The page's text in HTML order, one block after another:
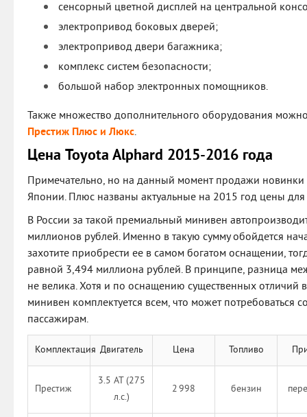
сенсорный цветной дисплей на центральной
электропривод боковых дверей;
электропривод двери багажника;
комплекс систем безопасности;
большой набор электронных помощников.
Также множество дополнительного оборудования
Престиж Плюс и Люкс.
Цена Toyota Alphard 2015-2016 года
Примечательно, но на данный момент продажи новинки
Японии. Плюс названы актуальные на 2015 год цены для
В России за такой премиальный минивен
миллионов рублей. Именно в такую сумму обойдется
захотите приобрести ее в самом богатом оснащении,
равной 3,494 миллиона рублей. В принципе, разница
не велика. Хотя и по оснащению существенных отличий
минивен комплектуется всем, что может потребоваться
пассажирам.
Комплектация Двигатель Цена Топливо
Престиж
3.5 AT (275
л.с.)
2 998 бензин